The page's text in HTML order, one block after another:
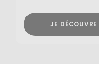
JE DÉCOUVRE